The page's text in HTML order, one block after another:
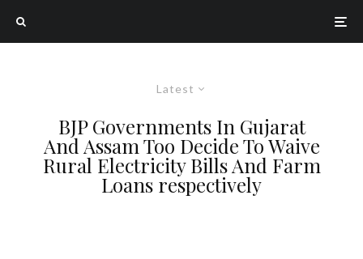
Latest
BJP Governments In Gujarat
And Assam Too Decide To Waive
Rural Electricity Bills And Farm
Loans respectively